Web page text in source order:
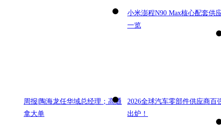
小米澎程N90 Max核心配套供
一览
周报|陶海龙任华域总经理；高通
拿大单
2026全球汽车零部件供应商百
出炉！